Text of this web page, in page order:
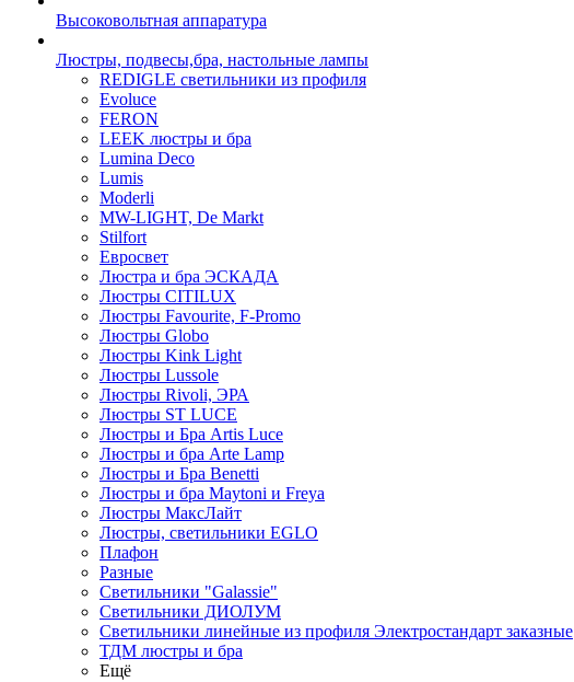
Высоковольтная аппаратура
Люстры, подвесы,бра, настольные лампы
REDIGLE светильники из профиля
Evoluce
FERON
LEEK люстры и бра
Lumina Deco
Lumis
Moderli
MW-LIGHT, De Markt
Stilfort
Евросвет
Люстра и бра ЭСКАДА
Люстры CITILUX
Люстры Favourite, F-Promo
Люстры Globo
Люстры Kink Light
Люстры Lussole
Люстры Rivoli, ЭРА
Люстры ST LUCE
Люстры и Бра Artis Luce
Люстры и бра Arte Lamp
Люстры и Бра Benetti
Люстры и бра Maytoni и Freya
Люстры МаксЛайт
Люстры, светильники EGLO
Плафон
Разные
Светильники "Galassie"
Светильники ДИОЛУМ
Светильники линейные из профиля Электростандарт заказные
ТДМ люстры и бра
Ещё